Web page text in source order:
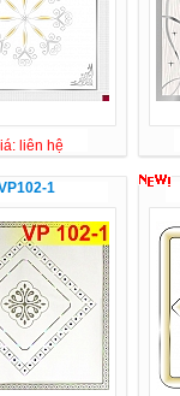
liên hệ
1